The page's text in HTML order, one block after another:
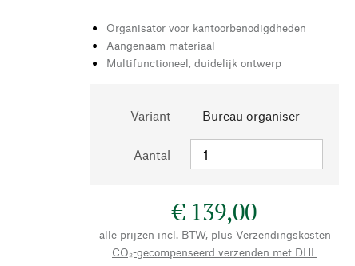
Organisator voor kantoorbenodigdheden
Aangenaam materiaal
Multifunctioneel, duidelijk ontwerp
Variant Bureau organiser
Aantal
€ 139,00
alle prijzen incl. BTW, plus Verzendingskosten
CO₂-gecompenseerd verzenden met DHL